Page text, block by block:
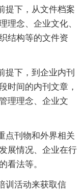
提下，从文件档案
理念、企业文化、
结构等的文件资
提下，到企业内刊
时间的内刊文章，
理理念、企业文
点刊物和外界相关
展情况、企业在行
看法等。
训活动来获取信